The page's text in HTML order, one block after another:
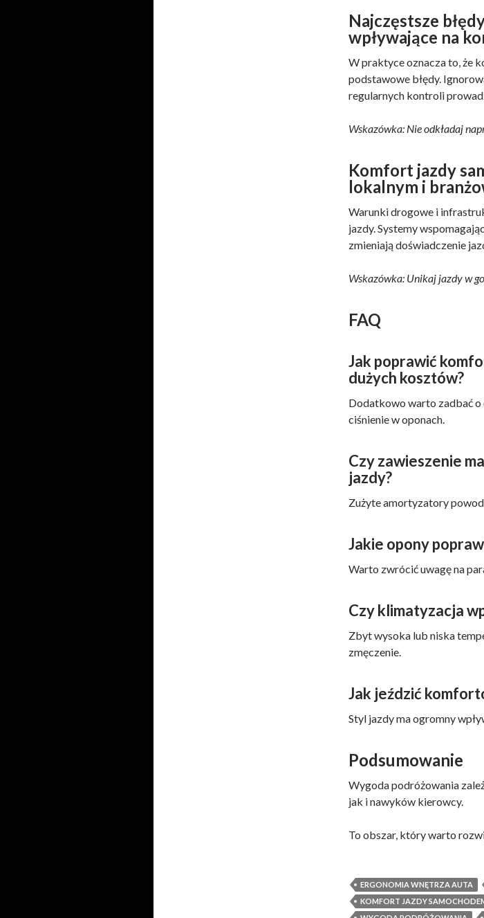
Najczęstsze
wpływające na
W praktyce oznacza to, że
podstawowe błędy.
regularnych kontroli
Wskazówka: Nie odkładaj
Komfort jazdy
lokalnym i
Warunki drogowe i
jazdy. Systemy
zmieniają doświadczenie
Wskazówka: Unikaj jazdy w
FAQ
Jak poprawić
dużych kosztów?
Dodatkowo warto zadbać o
ciśnienie w oponach.
Czy zawieszenie
jazdy?
Zużyte amortyzatory
Jakie opony
Warto zwrócić uwagę na
Czy klimatyzacja
Zbyt wysoka lub niska
zmęczenie.
Jak jeździć
Styl jazdy ma ogromny
Podsumowanie
Wygoda podróżowania
jak i nawyków kierowcy.
To obszar, który warto
ERGONOMIA WNĘTRZA AUTA
KOMFORT JAZDY